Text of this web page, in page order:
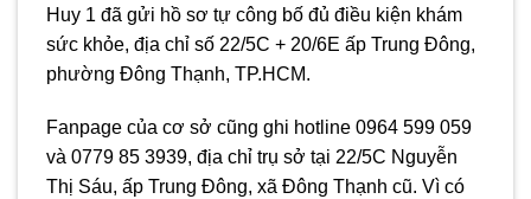
Huy 1 đã gửi hồ sơ tự công bố đủ điều kiện khám
sức khỏe, địa chỉ số 22/5C + 20/6E ấp Trung Đông,
phường Đông Thạnh, TP.HCM.
Fanpage của cơ sở cũng ghi hotline 0964 599 059
và 0779 85 3939, địa chỉ trụ sở tại 22/5C Nguyễn
Thị Sáu, ấp Trung Đông, xã Đông Thạnh cũ. Vì có